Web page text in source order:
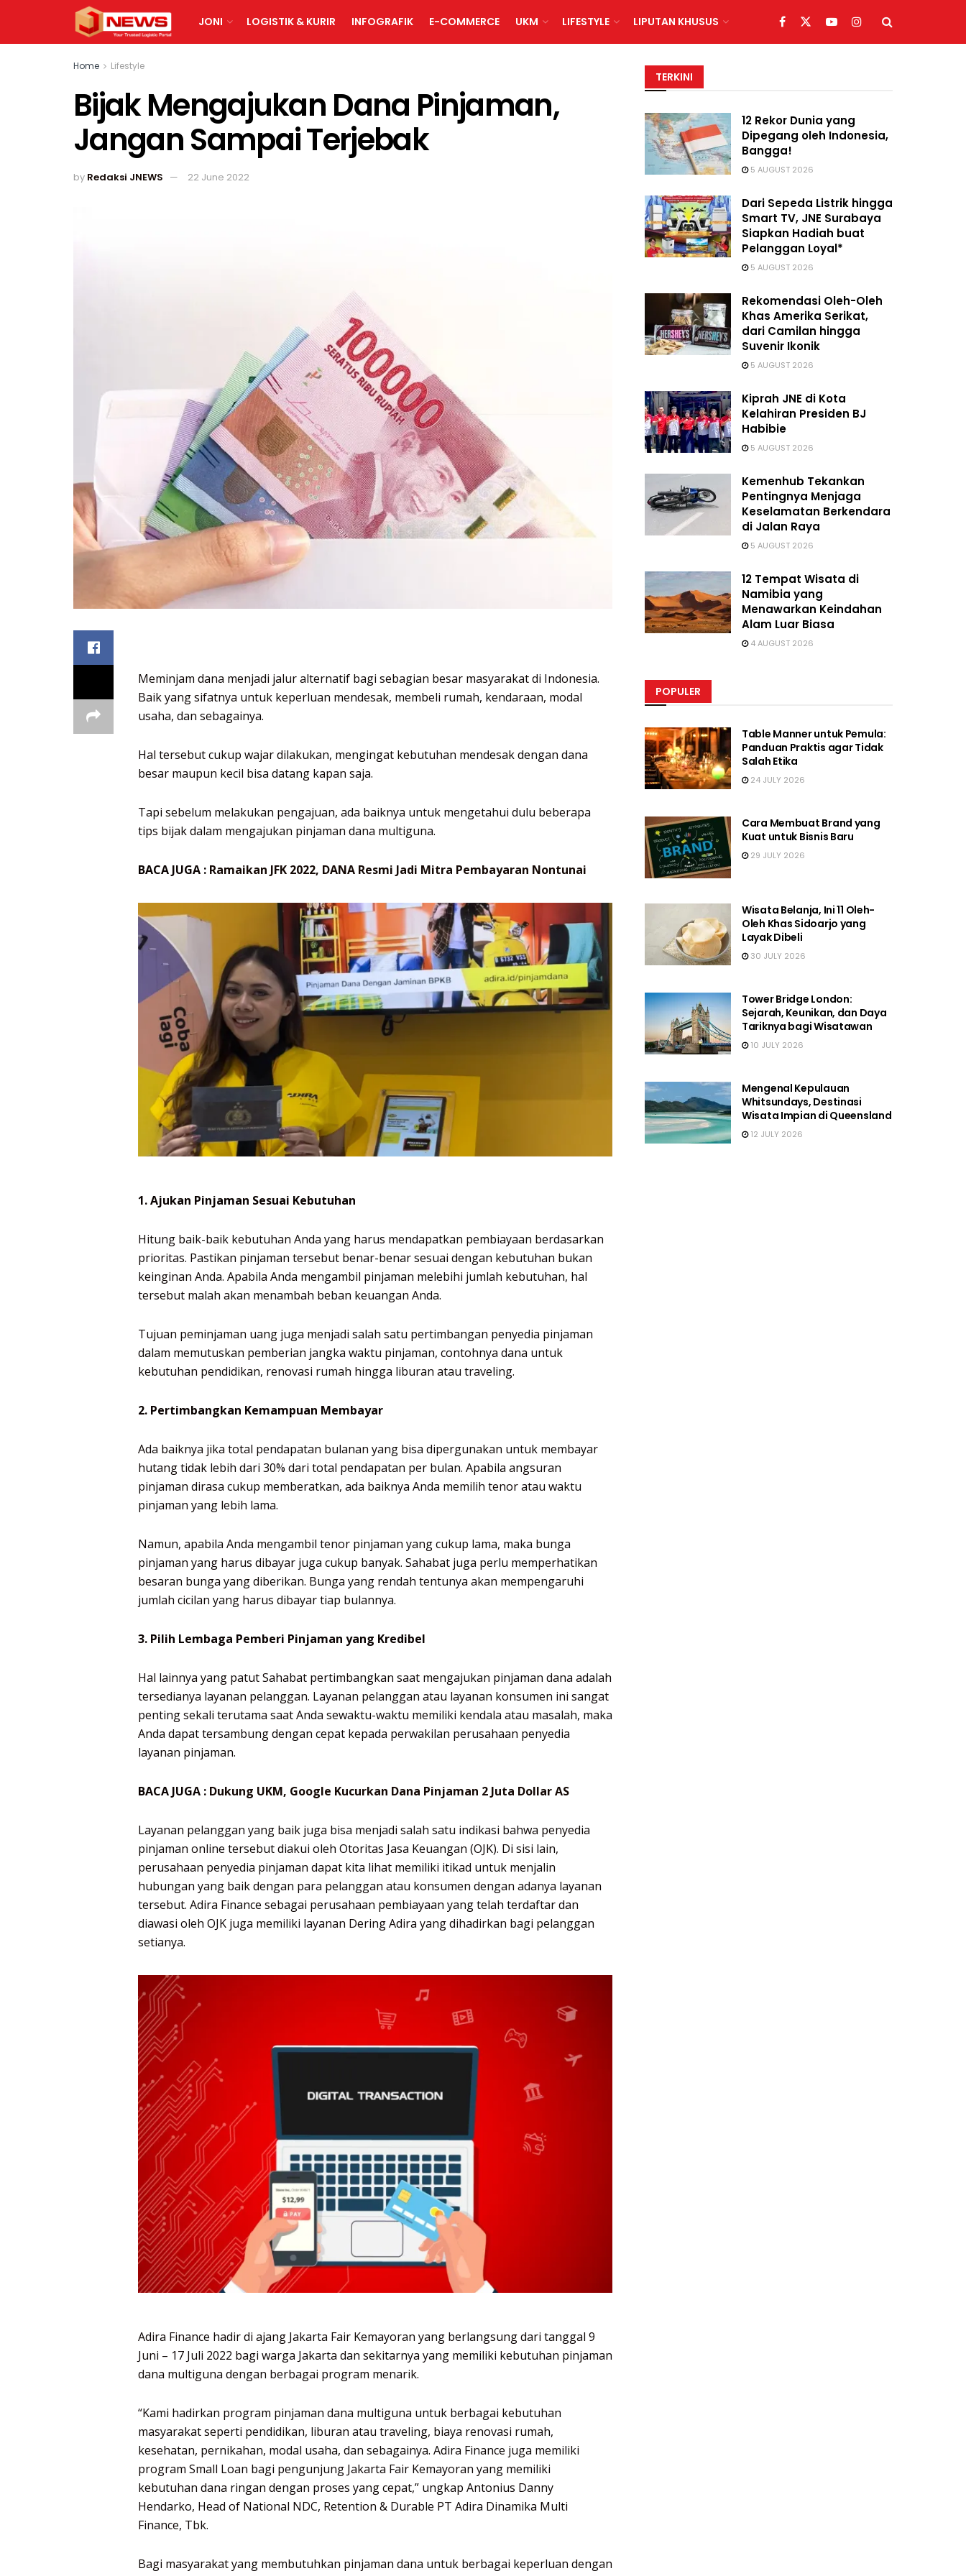
JONI LOGISTIK & KURIR INFOGRAFIK E-COMMERCE UKM LIFESTYLE LIPUTAN KHUSUS
Home Lifestyle
Bijak Mengajukan Dana Pinjaman,
Jangan Sampai Terjebak
by Redaksi JNEWS 22 June 2022
Meminjam dana menjadi jalur alternatif bagi sebagian besar masyarakat di Indonesia.
Baik yang sifatnya untuk keperluan mendesak, membeli rumah, kendaraan, modal
usaha, dan sebagainya.
Hal tersebut cukup wajar dilakukan, mengingat kebutuhan mendesak dengan dana
besar maupun kecil bisa datang kapan saja.
Tapi sebelum melakukan pengajuan, ada baiknya untuk mengetahui dulu beberapa
tips bijak dalam mengajukan pinjaman dana multiguna.
BACA JUGA : Ramaikan JFK 2022, DANA Resmi Jadi Mitra Pembayaran Nontunai
1. Ajukan Pinjaman Sesuai Kebutuhan
Hitung baik-baik kebutuhan Anda yang harus mendapatkan pembiayaan berdasarkan
prioritas. Pastikan pinjaman tersebut benar-benar sesuai dengan kebutuhan bukan
keinginan Anda. Apabila Anda mengambil pinjaman melebihi jumlah kebutuhan, hal
tersebut malah akan menambah beban keuangan Anda.
Tujuan peminjaman uang juga menjadi salah satu pertimbangan penyedia pinjaman
dalam memutuskan pemberian jangka waktu pinjaman, contohnya dana untuk
kebutuhan pendidikan, renovasi rumah hingga liburan atau traveling.
2. Pertimbangkan Kemampuan Membayar
Ada baiknya jika total pendapatan bulanan yang bisa dipergunakan untuk membayar
hutang tidak lebih dari 30% dari total pendapatan per bulan. Apabila angsuran
pinjaman dirasa cukup memberatkan, ada baiknya Anda memilih tenor atau waktu
pinjaman yang lebih lama.
Namun, apabila Anda mengambil tenor pinjaman yang cukup lama, maka bunga
pinjaman yang harus dibayar juga cukup banyak. Sahabat juga perlu memperhatikan
besaran bunga yang diberikan. Bunga yang rendah tentunya akan mempengaruhi
jumlah cicilan yang harus dibayar tiap bulannya.
3. Pilih Lembaga Pemberi Pinjaman yang Kredibel
Hal lainnya yang patut Sahabat pertimbangkan saat mengajukan pinjaman dana adalah
tersedianya layanan pelanggan. Layanan pelanggan atau layanan konsumen ini sangat
penting sekali terutama saat Anda sewaktu-waktu memiliki kendala atau masalah, maka
Anda dapat tersambung dengan cepat kepada perwakilan perusahaan penyedia
layanan pinjaman.
BACA JUGA : Dukung UKM, Google Kucurkan Dana Pinjaman 2 Juta Dollar AS
Layanan pelanggan yang baik juga bisa menjadi salah satu indikasi bahwa penyedia
pinjaman online tersebut diakui oleh Otoritas Jasa Keuangan (OJK). Di sisi lain,
perusahaan penyedia pinjaman dapat kita lihat memiliki itikad untuk menjalin
hubungan yang baik dengan para pelanggan atau konsumen dengan adanya layanan
tersebut. Adira Finance sebagai perusahaan pembiayaan yang telah terdaftar dan
diawasi oleh OJK juga memiliki layanan Dering Adira yang dihadirkan bagi pelanggan
setianya.
Adira Finance hadir di ajang Jakarta Fair Kemayoran yang berlangsung dari tanggal 9
Juni – 17 Juli 2022 bagi warga Jakarta dan sekitarnya yang memiliki kebutuhan pinjaman
dana multiguna dengan berbagai program menarik.
“Kami hadirkan program pinjaman dana multiguna untuk berbagai kebutuhan
masyarakat seperti pendidikan, liburan atau traveling, biaya renovasi rumah,
kesehatan, pernikahan, modal usaha, dan sebagainya. Adira Finance juga memiliki
program Small Loan bagi pengunjung Jakarta Fair Kemayoran yang memiliki
kebutuhan dana ringan dengan proses yang cepat,” ungkap Antonius Danny
Hendarko, Head of National NDC, Retention & Durable PT Adira Dinamika Multi
Finance, Tbk.
Bagi masyarakat yang membutuhkan pinjaman dana untuk berbagai keperluan dengan
TERKINI
12 Rekor Dunia yang
Dipegang oleh Indonesia,
Bangga!
5 AUGUST 2026
Dari Sepeda Listrik hingga
Smart TV, JNE Surabaya
Siapkan Hadiah buat
Pelanggan Loyal*
5 AUGUST 2026
Rekomendasi Oleh-Oleh
Khas Amerika Serikat,
dari Camilan hingga
Suvenir Ikonik
5 AUGUST 2026
Kiprah JNE di Kota
Kelahiran Presiden BJ
Habibie
5 AUGUST 2026
Kemenhub Tekankan
Pentingnya Menjaga
Keselamatan Berkendara
di Jalan Raya
5 AUGUST 2026
12 Tempat Wisata di
Namibia yang
Menawarkan Keindahan
Alam Luar Biasa
4 AUGUST 2026
POPULER
Table Manner untuk Pemula:
Panduan Praktis agar Tidak
Salah Etika
24 JULY 2026
Cara Membuat Brand yang
Kuat untuk Bisnis Baru
29 JULY 2026
Wisata Belanja, Ini 11 Oleh-
Oleh Khas Sidoarjo yang
Layak Dibeli
30 JULY 2026
Tower Bridge London:
Sejarah, Keunikan, dan Daya
Tariknya bagi Wisatawan
10 JULY 2026
Mengenal Kepulauan
Whitsundays, Destinasi
Wisata Impian di Queensland
12 JULY 2026